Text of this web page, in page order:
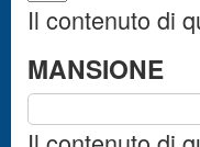
Il contenuto di
MANSIONE